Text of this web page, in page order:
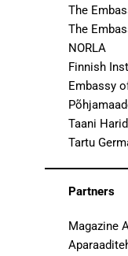
The
The
NORLA
Finnish
Embassy
Taani
Tartu
Partners
Magazine